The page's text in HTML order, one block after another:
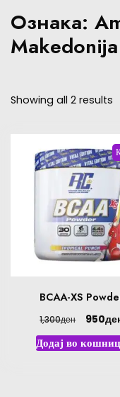
Ознака:
Makedonija
Showing all 2 results
BCAA-XS
1,300ден 950
Додај во